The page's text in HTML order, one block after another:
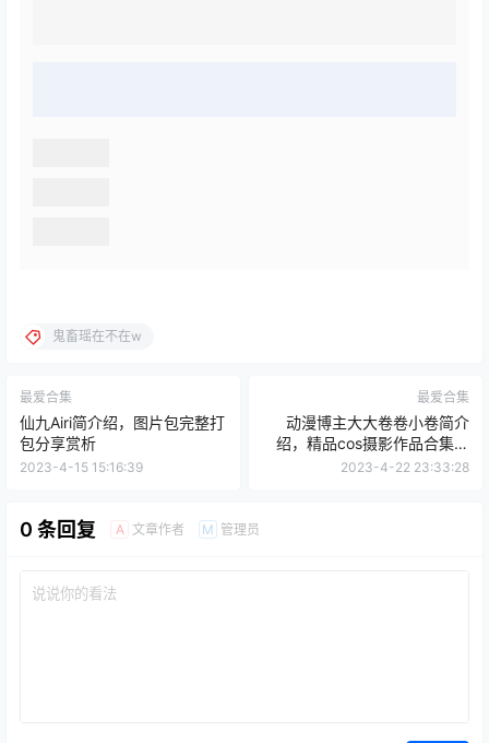
鬼畜瑶在不在w
最爱合集
仙九Airi简介绍，图片包完整打
包分享赏析
2023-4-15 15:16:39
最爱合集
动漫博主大大卷卷小卷简介
绍，精品cos摄影作品合集赏
析
2023-4-22 23:33:28
0 条回复 A 文章作者 M 管理员